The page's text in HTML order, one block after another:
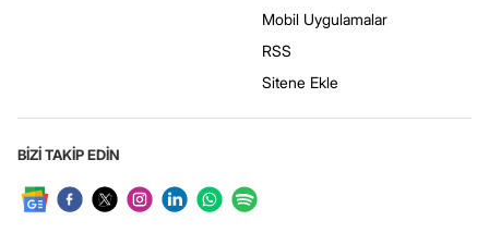
Mobil Uygulamalar
RSS
Sitene Ekle
BİZİ TAKİP EDİN